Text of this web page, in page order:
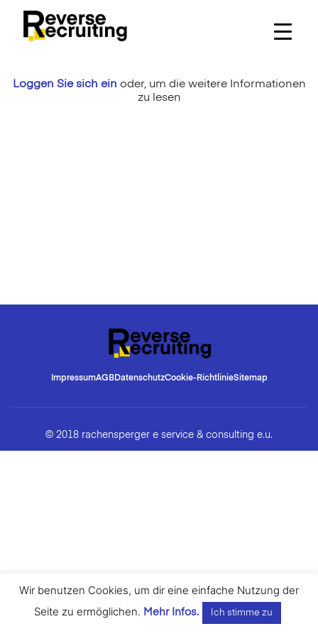
content
Loggen Sie sich ein oder, um die weitere Informationen
zu lesen
ImpressumAGBDatenschutzCookie-RichtlinieSitemap
© 2018 rachensperger e service & consulting e.u.
Wir benutzen Cookies, um dir eine einfache Nutzung der
Seite zu ermöglichen. Mehr Infos. Ich stimme zu